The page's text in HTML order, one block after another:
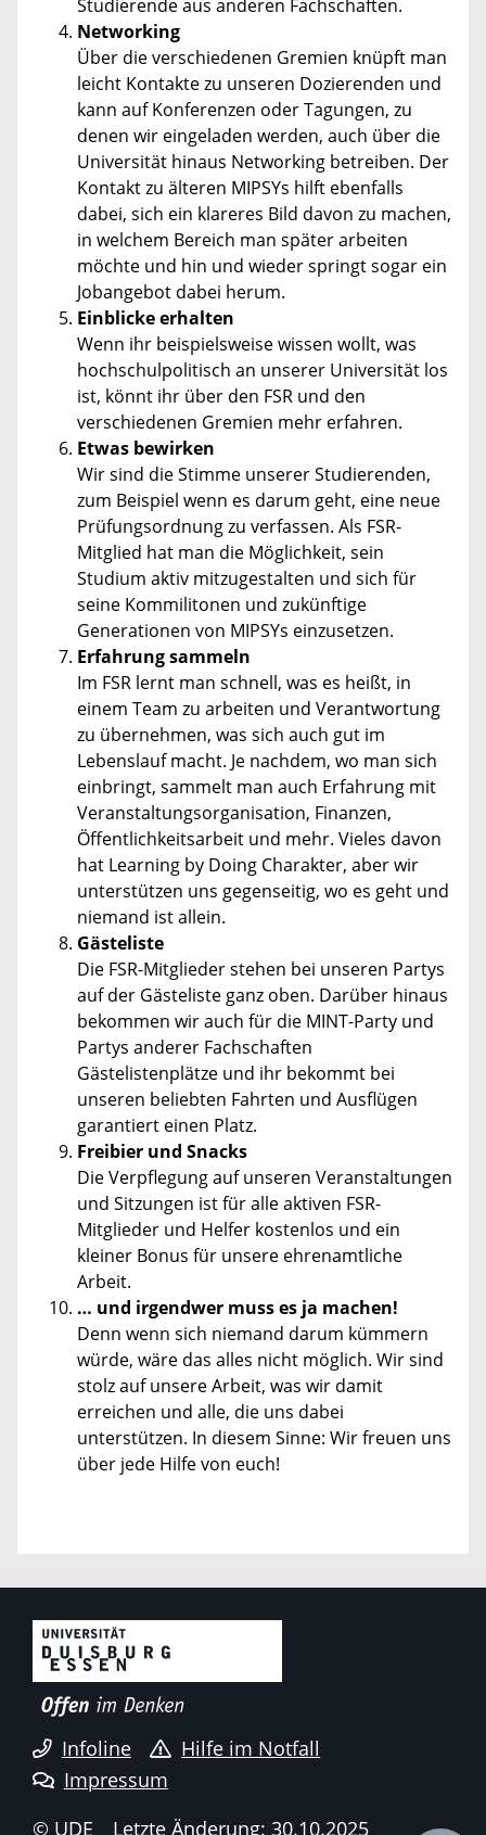
Studierende aus anderen Fachschaften.
Networking
Über die verschiedenen Gremien knüpft man
leicht Kontakte zu unseren Dozierenden und
kann auf Konferenzen oder Tagungen, zu
denen wir eingeladen werden, auch über die
Universität hinaus Networking betreiben. Der
Kontakt zu älteren MIPSYs hilft ebenfalls
dabei, sich ein klareres Bild davon zu machen,
in welchem Bereich man später arbeiten
möchte und hin und wieder springt sogar ein
Jobangebot dabei herum.
Einblicke erhalten
Wenn ihr beispielsweise wissen wollt, was
hochschulpolitisch an unserer Universität los
ist, könnt ihr über den FSR und den
verschiedenen Gremien mehr erfahren.
Etwas bewirken
Wir sind die Stimme unserer Studierenden,
zum Beispiel wenn es darum geht, eine neue
Prüfungsordnung zu verfassen. Als FSR-
Mitglied hat man die Möglichkeit, sein
Studium aktiv mitzugestalten und sich für
seine Kommilitonen und zukünftige
Generationen von MIPSYs einzusetzen.
Erfahrung sammeln
Im FSR lernt man schnell, was es heißt, in
einem Team zu arbeiten und Verantwortung
zu übernehmen, was sich auch gut im
Lebenslauf macht. Je nachdem, wo man sich
einbringt, sammelt man auch Erfahrung mit
Veranstaltungsorganisation, Finanzen,
Öffentlichkeitsarbeit und mehr. Vieles davon
hat Learning by Doing Charakter, aber wir
unterstützen uns gegenseitig, wo es geht und
niemand ist allein.
Gästeliste
Die FSR-Mitglieder stehen bei unseren Partys
auf der Gästeliste ganz oben. Darüber hinaus
bekommen wir auch für die MINT-Party und
Partys anderer Fachschaften
Gästelistenplätze und ihr bekommt bei
unseren beliebten Fahrten und Ausflügen
garantiert einen Platz.
Freibier und Snacks
Die Verpflegung auf unseren Veranstaltungen
und Sitzungen ist für alle aktiven FSR-
Mitglieder und Helfer kostenlos und ein
kleiner Bonus für unsere ehrenamtliche
Arbeit.
… und irgendwer muss es ja machen!
Denn wenn sich niemand darum kümmern
würde, wäre das alles nicht möglich. Wir sind
stolz auf unsere Arbeit, was wir damit
erreichen und alle, die uns dabei
unterstützen. In diesem Sinne: Wir freuen uns
über jede Hilfe von euch!
Infoline
Hilfe im Notfall
Impressum
© UDE
Letzte Änderung: 30.10.2025